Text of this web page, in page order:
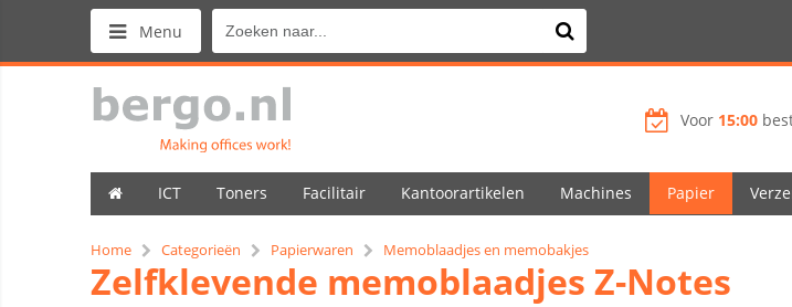
Menu
Voor 15:00
ICT Toners Facilitair Kantoorartikelen Machines Papier
Home Categorieën Papierwaren Memoblaadjes en memobakjes
Zelfklevende memoblaadjes Z-Notes